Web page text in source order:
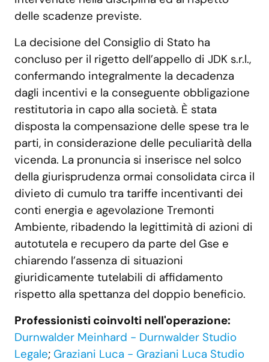
delle scadenze previste.
La decisione del Consiglio di Stato ha
concluso per il rigetto dell’appello di JDK s.r.l.,
confermando integralmente la decadenza
dagli incentivi e la conseguente obbligazione
restitutoria in capo alla società. È stata
disposta la compensazione delle spese tra le
parti, in considerazione delle peculiarità della
vicenda. La pronuncia si inserisce nel solco
della giurisprudenza ormai consolidata circa il
divieto di cumulo tra tariffe incentivanti dei
conti energia e agevolazione Tremonti
Ambiente, ribadendo la legittimità di azioni di
autotutela e recupero da parte del Gse e
chiarendo l’assenza di situazioni
giuridicamente tutelabili di affidamento
rispetto alla spettanza del doppio beneficio.
Professionisti coinvolti nell'operazione:
Durnwalder Meinhard - Durnwalder Studio
Legale; Graziani Luca - Graziani Luca Studio